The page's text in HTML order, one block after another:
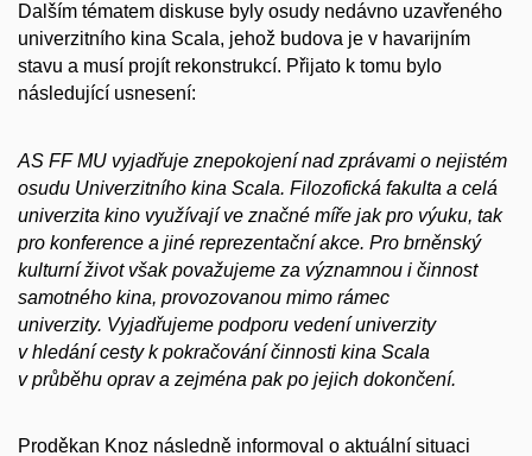
Dalším tématem diskuse byly osudy nedávno uzavřeného
univerzitního kina Scala, jehož budova je v havarijním
stavu a musí projít rekonstrukcí. Přijato k tomu bylo
následující usnesení:
AS FF MU vyjadřuje znepokojení nad zprávami o nejistém
osudu Univerzitního kina Scala. Filozofická fakulta a celá
univerzita kino využívají ve značné míře jak pro výuku, tak
pro konference a jiné reprezentační akce. Pro brněnský
kulturní život však považujeme za významnou i činnost
samotného kina, provozovanou mimo rámec
univerzity. Vyjadřujeme podporu vedení univerzity
v hledání cesty k pokračování činnosti kina Scala
v průběhu oprav a zejména pak po jejich dokončení.
Proděkan Knoz následně informoval o aktuální situaci